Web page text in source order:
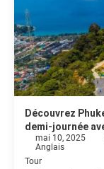
Découvrez
demi-journée
mai 10, 2025
Anglais
Tour